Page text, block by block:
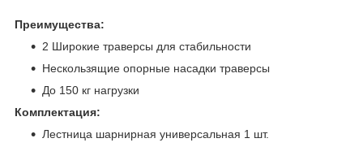
Преимущества:
2 Широкие траверсы для стабильности
Нескользящие опорные насадки траверсы
До 150 кг нагрузки
Комплектация:
Лестница шарнирная универсальная 1 шт.